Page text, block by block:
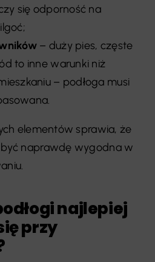
się odporność na
– duży pies, częste
to inne warunki niż
– podłoga musi
elementów sprawia, że
naprawdę wygodna w
najlepiej
przy